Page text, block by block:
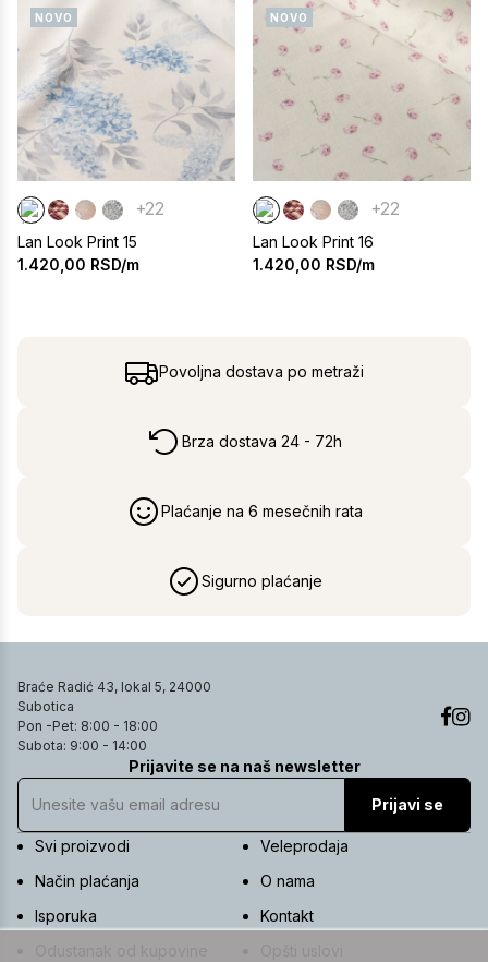
NOVO
+22
Lan Look Print 15
1.420,00 RSD/m
NOVO
+22
Lan Look Print 16
1.420,00 RSD/m
Povoljna dostava po metraži
Brza dostava 24 - 72h
Plaćanje na 6 mesečnih rata
Sigurno plaćanje
Braće Radić 43, lokal 5, 24000
Subotica
Pon -Pet: 8:00 - 18:00
Subota: 9:00 - 14:00
Prijavite se na naš newsletter
Prijavi se
Svi proizvodi
Veleprodaja
Način plaćanja
O nama
Isporuka
Kontakt